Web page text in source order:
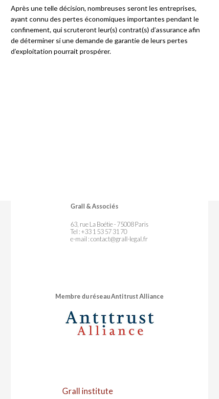
Après une telle décision, nombreuses seront les entreprises,
ayant connu des pertes économiques importantes pendant le
confinement, qui scruteront leur(s) contrat(s) d’assurance afin
de déterminer si une demande de garantie de leurs pertes
d’exploitation pourrait prospérer.
Grall & Associés
63, rue La Boétie - 75008 Paris
Tel : +33 1 53 57 31 70
e-mail :contact@grall-legal.fr
Membre du réseau Antitrust Alliance
Grall institute